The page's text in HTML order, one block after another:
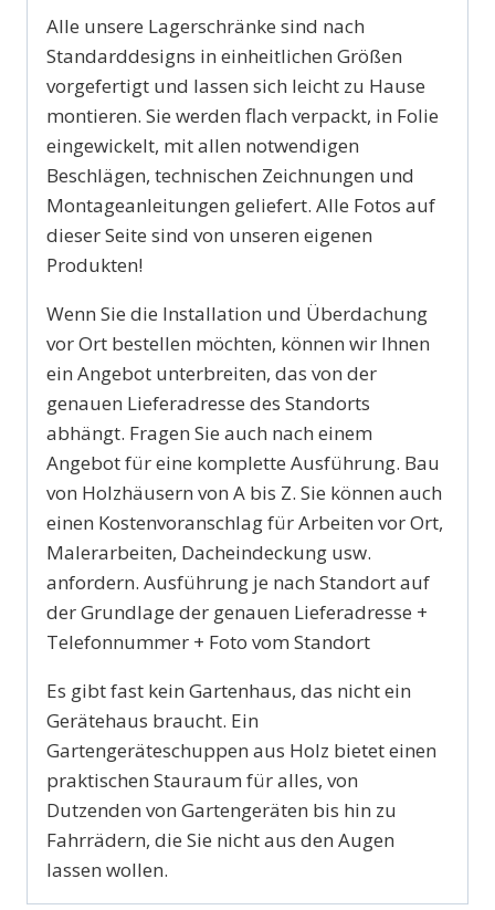
Alle unsere Lagerschränke sind nach
Standarddesigns in einheitlichen Größen
vorgefertigt und lassen sich leicht zu Hause
montieren. Sie werden flach verpackt, in Folie
eingewickelt, mit allen notwendigen
Beschlägen, technischen Zeichnungen und
Montageanleitungen geliefert. Alle Fotos auf
dieser Seite sind von unseren eigenen
Produkten!
Wenn Sie die Installation und Überdachung
vor Ort bestellen möchten, können wir Ihnen
ein Angebot unterbreiten, das von der
genauen Lieferadresse des Standorts
abhängt. Fragen Sie auch nach einem
Angebot für eine komplette Ausführung. Bau
von Holzhäusern von A bis Z. Sie können auch
einen Kostenvoranschlag für Arbeiten vor Ort,
Malerarbeiten, Dacheindeckung usw.
anfordern. Ausführung je nach Standort auf
der Grundlage der genauen Lieferadresse +
Telefonnummer + Foto vom Standort
Es gibt fast kein Gartenhaus, das nicht ein
Gerätehaus braucht. Ein
Gartengeräteschuppen aus Holz bietet einen
praktischen Stauraum für alles, von
Dutzenden von Gartengeräten bis hin zu
Fahrrädern, die Sie nicht aus den Augen
lassen wollen.